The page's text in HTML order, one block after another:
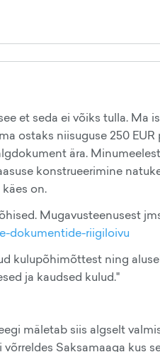
et seda ei võiks tulla. Ma
ostaks niisuguse 250
ära.
konstrueerimine
on.
Mugavusteenusest
dokumentide-riigiloivu
kulupõhimõttest ning
ja kaudsed kulud."
mäletab siis algselt
Saksamaaga kus